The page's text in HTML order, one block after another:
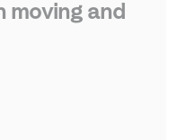
and